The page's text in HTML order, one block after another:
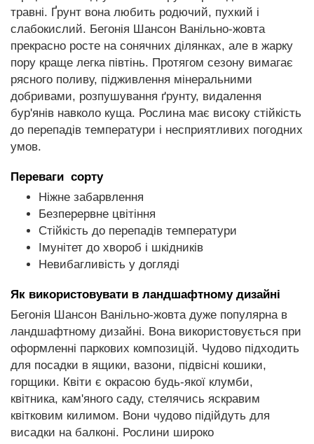
травні. Ґрунт вона любить родючий, пухкий і
слабокислий. Бегонія Шансон Ванільно-жовта
прекрасно росте на сонячних ділянках, але в жарку
пору краще легка півтінь. Протягом сезону вимагає
рясного поливу, підживлення мінеральними
добривами, розпушування ґрунту, видалення
бур'янів навколо куща. Рослина має високу стійкість
до перепадів температури і несприятливих погодних
умов.
Переваги сорту
Ніжне забарвлення
Безперервне цвітіння
Стійкість до перепадів температури
Імунітет до хвороб і шкідників
Невибагливість у догляді
Як використовувати в ландшафтному дизайні
Бегонія Шансон Ванільно-жовта дуже популярна в
ландшафтному дизайні. Вона використовується при
оформленні паркових композицій. Чудово підходить
для посадки в ящики, вазони, підвісні кошики,
горщики. Квіти є окрасою будь-якої клумби,
квітника, кам'яного саду, стелячись яскравим
квітковим килимом. Вони чудово підійдуть для
висадки на балконі. Рослини широко